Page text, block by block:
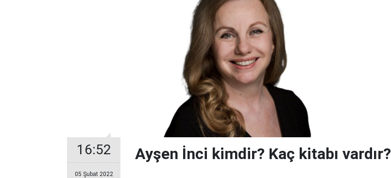
16:52
05 Şubat 2022
Ayşen İnci kimdir? Kaç kitabı vardır?